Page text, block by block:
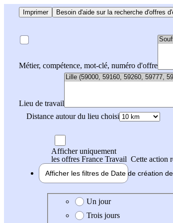
Imprimer Besoin d'aide sur la recherche d'offres
Métier, compétence, mot-clé, numéro d'offre
Lieu de travail
Distance autour du lieu choisi
Afficher uniquement
les offres France Travail Cette action
Afficher les filtres de Date de création
Date de création de l'offre
Un jour
Trois jours